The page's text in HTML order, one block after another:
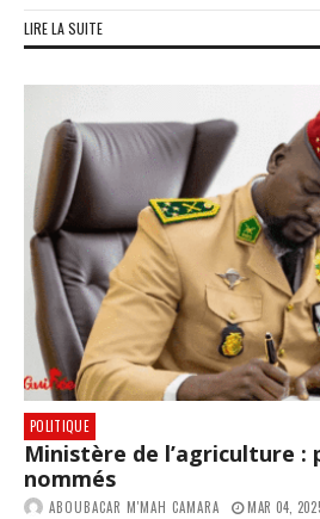
LIRE LA SUITE
POLITIQUE
Ministère de l’agriculture :
nommés
ABOUBACAR M'MAH CAMARA MAR 04,